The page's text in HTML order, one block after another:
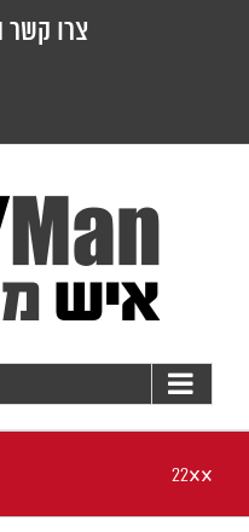
צרו קשר 0722-657-841
22xx